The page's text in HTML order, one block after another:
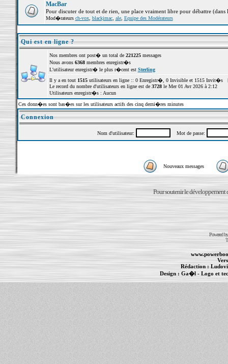
MacBar
Pour discuter de tout et de rien, une place vraiment libre pour débattre (dans
Mod�rateurs ch-vox, blackjmac, ale, Equipe des Modérateurs
Qui est en ligne ?
Nos membres ont post� un total de 221225messages
Nous avons 6368membres enregistr�s
L'utilisateur enregistr� le plus r�cent est Sterling
Il y a en tout 1515utilisateurs en ligne :: 0 Enregistr�, 0 Invisible et 1515 Invit�s
Le record du nombre d'utilisateurs en ligne est de 3728le Mer 01 Avr 2026 à 2:12
Utilisateurs enregistr�s : Aucun
Ces donn�es sont bas�es sur les utilisateurs actifs des cinq derni�res minutes
Connexion
Nom d'utilisateur: Mot de passe:
Nouveaux messages
Pour soutenir le développement
Powered
Rédaction :
Design : Ga�l- Logo et